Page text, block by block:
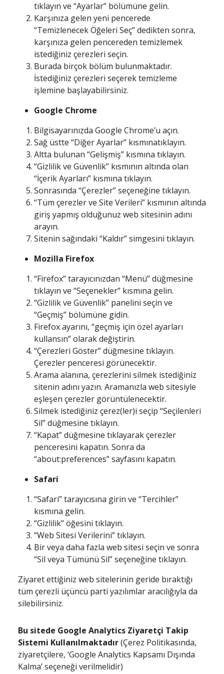
tıklayın ve “Ayarlar” bölümüne gelin.
Karşınıza gelen yeni pencerede
“Temizlenecek Öğeleri Seç” dedikten sonra,
karşınıza gelen pencereden temizlemek
istediğiniz çerezleri seçin.
Burada birçok bölüm bulunmaktadır.
İstediğiniz çerezleri seçerek temizleme
işlemine başlayabilirsiniz.
Google Chrome
Bilgisayarınızda Google Chrome’u açın.
Sağ üstte “Diğer Ayarlar” kısmınatıklayın.
Altta bulunan “Gelişmiş” kısmına tıklayın.
“Gizlilik ve Güvenlik” kısmının altında olan
“İçerik Ayarları” kısmına tıklayın.
Sonrasında “Çerezler” seçeneğine tıklayın.
“Tüm çerezler ve Site Verileri” kısmının altında
giriş yapmış olduğunuz web sitesinin adını
arayın.
Sitenin sağındaki “Kaldır” simgesini tıklayın.
Mozilla Firefox
“Firefox” tarayıcınızdan “Menü” düğmesine
tıklayın ve “Seçenekler” kısmına gelin.
“Gizlilik ve Güvenlik” panelini seçin ve
“Geçmiş” bölümüne gidin.
Firefox ayarını, “geçmiş için özel ayarları
kullansın” olarak değiştirin.
“Çerezleri Göster” düğmesine tıklayın.
Çerezler penceresi görünecektir.
Arama alanına, çerezlerini silmek istediğiniz
sitenin adını yazın. Aramanızla web sitesiyle
eşleşen çerezler görüntülenecektir.
Silmek istediğiniz çerez(ler)i seçip “Seçilenleri
Sil” düğmesine tıklayın.
“Kapat” düğmesine tıklayarak çerezler
penceresini kapatın. Sonra da
“about:preferences” sayfasını kapatın.
Safari
“Safari” tarayıcısına girin ve “Tercihler”
kısmına gelin.
“Gizlilik” öğesini tıklayın.
“Web Sitesi Verilerini” tıklayın.
Bir veya daha fazla web sitesi seçin ve sonra
“Sil veya Tümünü Sil” seçeneğine tıklayın.
Ziyaret ettiğiniz web sitelerinin geride bıraktığı
tüm çerezli üçüncü parti yazılımlar aracılığıyla da
silebilirsiniz.
Bu sitede Google Analytics Ziyaretçi Takip
Sistemi Kullanılmaktadır(Çerez Politikasında,
ziyaretçilere, ‘Google Analytics Kapsamı Dışında
Kalma’ seçeneği verilmelidir)